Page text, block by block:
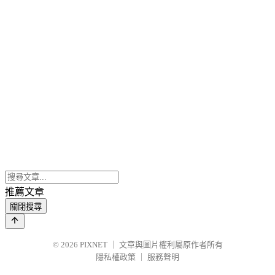
推薦文章
關閉搜尋
© 2026 PIXNET
文章與圖片權利屬原作者所有
隱私權政策
服務聲明